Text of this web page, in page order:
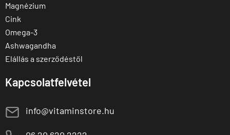
Magnézium
Cink
Omega-3
Ashwagandha
Elállás a szerződéstől
Kapcsolatfelvétel
E info@vitaminstore.hu